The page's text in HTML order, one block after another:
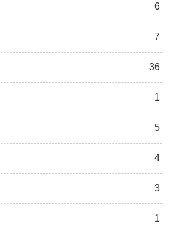
6
7
36
1
5
4
3
1